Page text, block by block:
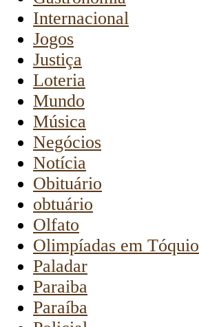
Internacional
Jogos
Justiça
Loteria
Mundo
Música
Negócios
Notícia
Obituário
obtuário
Olfato
Olimpíadas em Tóquio
Paladar
Paraiba
Paraíba